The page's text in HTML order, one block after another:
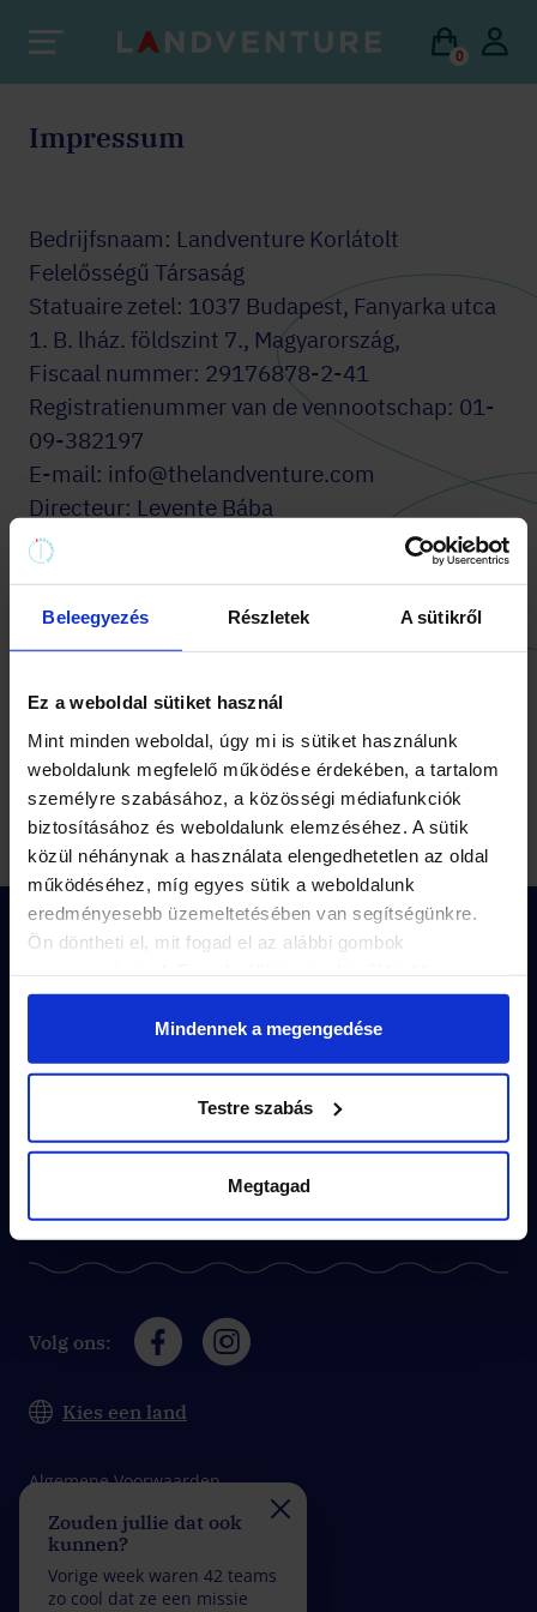
Beleegyezés Részletek A sütikről
Ez a weboldal sütiket használ
Mint minden weboldal, úgy mi is sütiket használunk
weboldalunk megfelelő működése érdekében, a tartalom
személyre szabásához, a közösségi médiafunkciók
biztosításához és weboldalunk elemzéséhez. A sütik
közül néhánynak a használata elengedhetetlen az oldal
működéséhez, míg egyes sütik a weboldalunk
eredményesebb üzemeltetésében van segítségünkre.
Ön döntheti el, mit fogad el az alábbi gombok
módosíthatja. További részletekről olvashat Adatkezelési
tájékoztatónkban.Mindennek a megengedése
Testre szabás
Megtagad
0
Impressum
Bedrijfsnaam: Landventure Korlátolt
Felelősségű Társaság
Statuaire zetel: 1037 Budapest, Fanyarka utca
1. B. lház. földszint 7., Magyarország,
Fiscaal nummer: 29176878-2-41
Registratienummer van de vennootschap: 01-
09-382197
E-mail: info@thelandventure.com
Directeur: Levente Bába
MAXER HOSTING Kft.
9024 Győr, Répce utca 24. 1. verdieping. 3.
Registratienummer bedrijf: 08-09-013763
Contactgegevens:
Telefoonnummer: +3612579913;
E-mail: info@maxer.hu
Meld je aan voor de nieuwsbriefen blijf op de hoogte
missies.
Aanmelden
Contact
Veelgestelde vragen (FAQ)
Volg ons:
Kies een land
Algemene Voorwaarden
Privacybeleijd
Impressum
Zouden jullie dat ook
kunnen?
Vorige week waren 42 teams
zo cool dat ze een missie